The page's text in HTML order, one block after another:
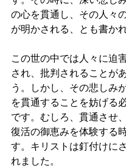
の心を貫通し、その人々
が明かされる、とも書か
この世の中では人々に迫
され、批判されることが
う。しかし、その悲しみ
を貫通することを妨げる
です。むしろ、貫通させ
復活の御恵みを体験する
す。キリストは釘付けに
れました。